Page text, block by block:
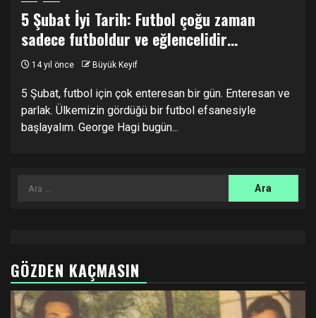
5 Şubat İyi Tarih: Futbol çoğu zaman
sadece futboldur ve eğlencelidir…
14 yıl önce Büyük Keyif
5 Şubat, futbol için çok enteresan bir gün. Enteresan ve
parlak. Ülkemizin gördüğü bir futbol efsanesiyle
başlayalım. George Hagi bugün...
Arama:
GÖZDEN KAÇMASIN